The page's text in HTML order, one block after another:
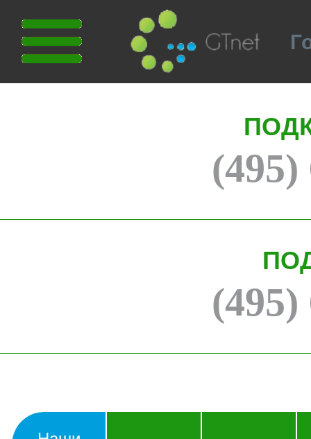
(495)
(495)